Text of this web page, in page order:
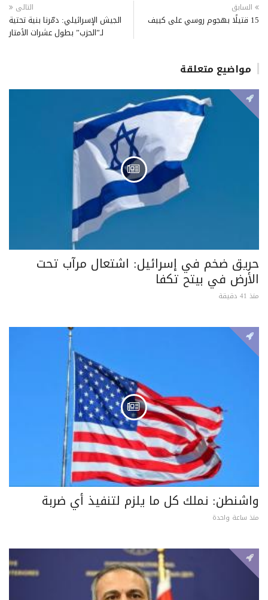
السابق
15 قتيلًا بهجوم روسي على كييف
التالى
الجيش الإسرائيلي: دمّرنا بنية تحتية
لـ”الحزب” بطول عشرات الأمتار
مواضيع متعلقة
حريق ضخم في إسرائيل: اشتعال مرآب تحت
الأرض في بيتح تكفا
منذ 41 دقيقة
واشنطن: نملك كل ما يلزم لتنفيذ أي ضربة
منذ ساعة واحدة